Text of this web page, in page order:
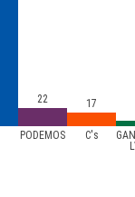
PODEMOS C's
22 17